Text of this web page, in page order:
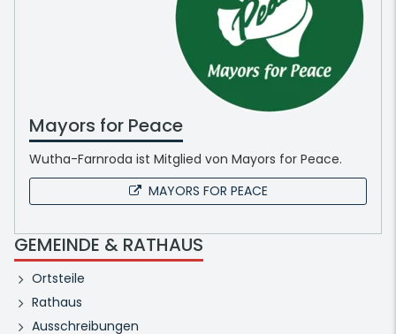
Mayors for Peace
Wutha-Farnroda ist Mitglied von Mayors for Peace.
MAYORS FOR PEACE
GEMEINDE & RATHAUS
Ortsteile
Rathaus
Ausschreibungen